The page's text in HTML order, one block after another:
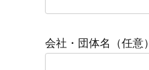
会社・団体名（任意）